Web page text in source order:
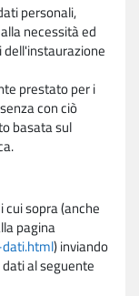
personali,
necessità ed
prestato per i
con ciò
basata sul
sopra (anche
pagina
) inviando
al seguente